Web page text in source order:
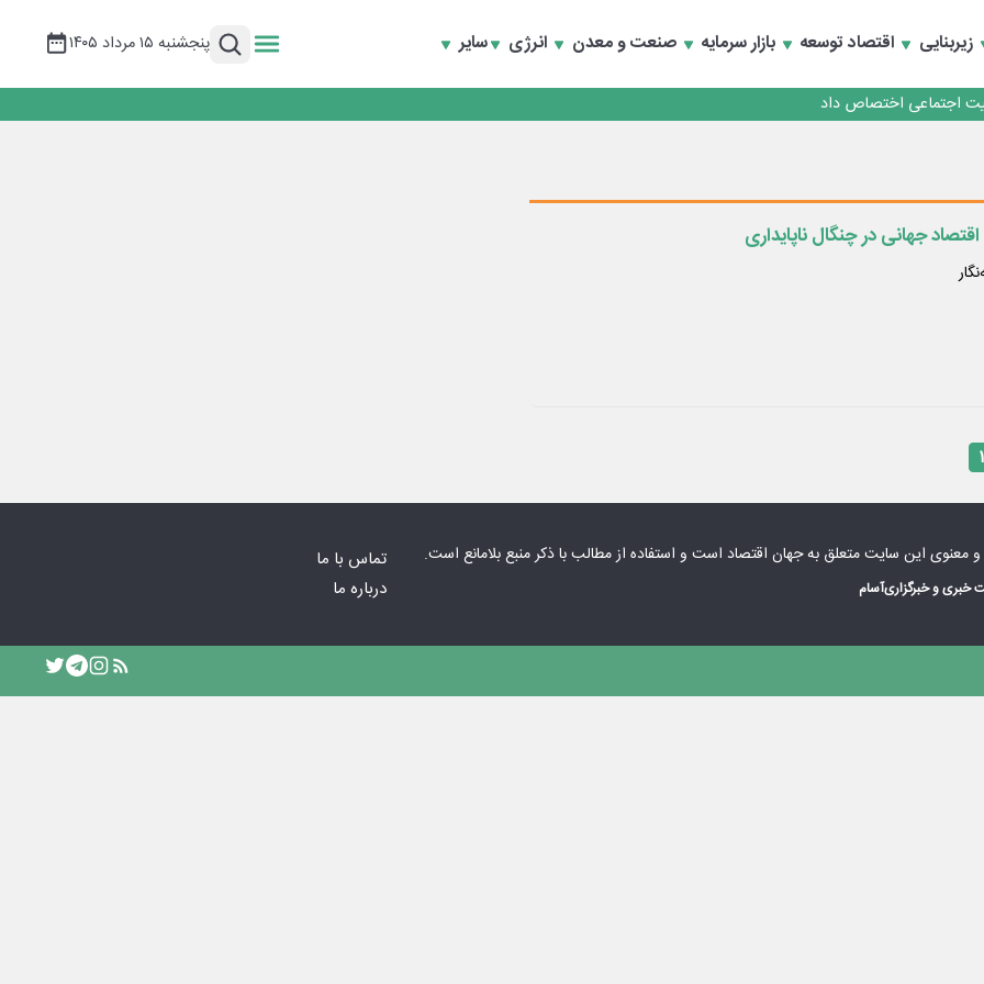
زیربنایی اقتصاد توسعه بازار سرمایه صنعت و معدن انرژی سایر پنجشنبه ۱۵ مرداد ۱۴۰۵
مشتری
و بازسازی اعتماد مشتریان
جهانی در چنگال ناپایداری
۱
معنوی این سایت متعلق بهجهان اقتصاد است و استفاده از مطالب با ذکر منبع بلامانع است.
خبری و خبرگزاریآسام
تماس با ما
درباره ما